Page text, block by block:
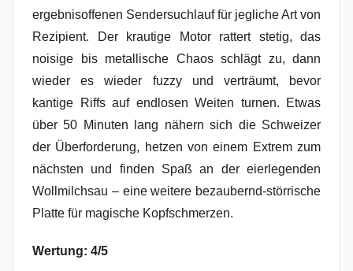
ergebnisoffenen Sendersuchlauf für jegliche Art von
Rezipient. Der krautige Motor rattert stetig, das
noisige bis metallische Chaos schlägt zu, dann
wieder es wieder fuzzy und verträumt, bevor
kantige Riffs auf endlosen Weiten turnen. Etwas
über 50 Minuten lang nähern sich die Schweizer
der Überforderung, hetzen von einem Extrem zum
nächsten und finden Spaß an der eierlegenden
Wollmilchsau – eine weitere bezaubernd-störrische
Platte für magische Kopfschmerzen.
Wertung: 4/5